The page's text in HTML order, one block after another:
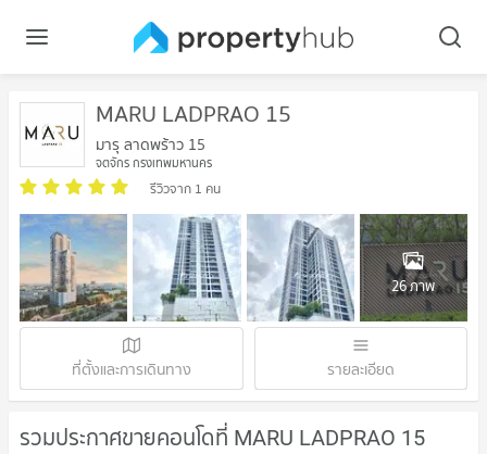
MARU LADPRAO 15
มารุ ลาดพร้าว 15
จตุจักร กรุงเทพมหานคร
รีวิวจาก 1 คน
26 ภาพ
ที่ตั้งและการเดินทาง รายละเอียด
รวมประกาศขายคอนโดที่ MARU LADPRAO 15